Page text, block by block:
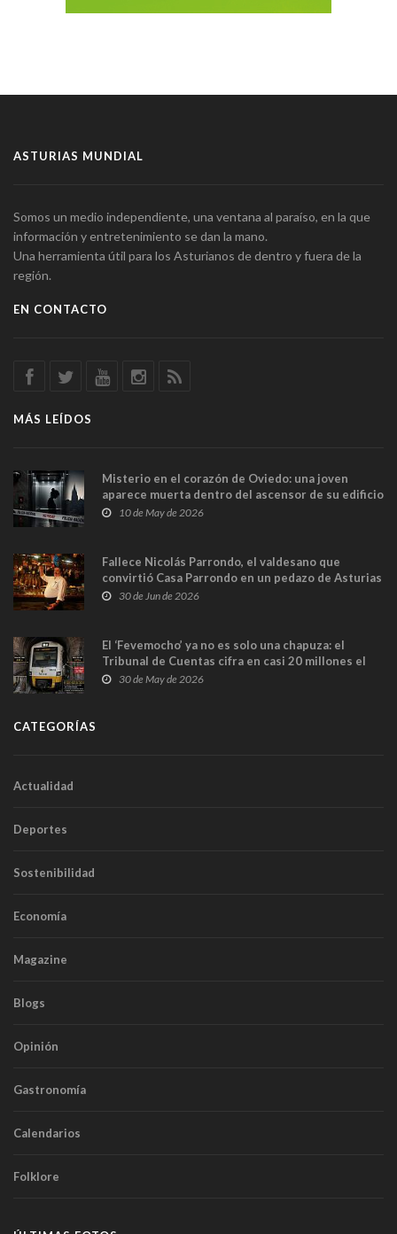
ASTURIAS MUNDIAL
Somos un medio independiente, una ventana al paraíso, en la que
información y entretenimiento se dan la mano.
Una herramienta útil para los Asturianos de dentro y fuera de la
región.
EN CONTACTO
MÁS LEÍDOS
Misterio en el corazón de Oviedo: una joven
aparece muerta dentro del ascensor de su edificio
y las cámaras captan sus últimos minutos
10 de May de 2026
Fallece Nicolás Parrondo, el valdesano que
convirtió Casa Parrondo en un pedazo de Asturias
en Madrid
30 de Jun de 2026
El ‘Fevemocho’ ya no es solo una chapuza: el
Tribunal de Cuentas cifra en casi 20 millones el
sobrecoste de los trenes que no cabían por los
30 de May de 2026
CATEGORÍAS
Actualidad
Deportes
Sostenibilidad
Economía
Magazine
Blogs
Opinión
Gastronomía
Calendarios
Folklore